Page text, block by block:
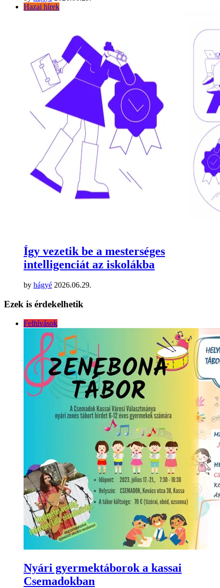
Hazai hírek
Így vezetik be a mesterséges
intelligenciát az iskolákba
by hágyé 2026.06.29.
Ezek is érdekelhetik
Felhívások
Nyári gyermektáborok a kassai
Csemadokban